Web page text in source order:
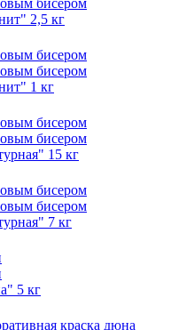
2,5 кг
1 кг
15 кг
7 кг
5 кг